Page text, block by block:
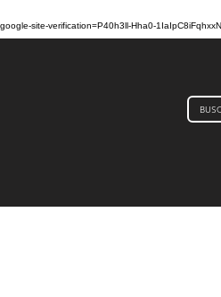
google-site-verification=P40h3ll-Hha0-